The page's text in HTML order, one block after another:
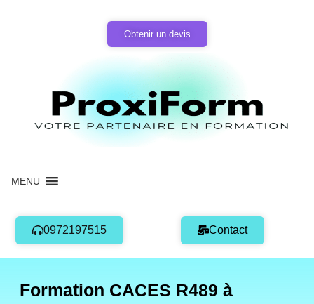
Obtenir un devis
MENU
0972197515 Contact
Formation CACES R489 à